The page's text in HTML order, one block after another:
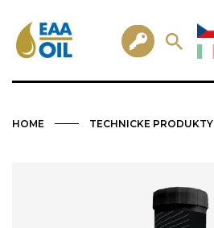
HOME TECHNICKE PRODUKTY